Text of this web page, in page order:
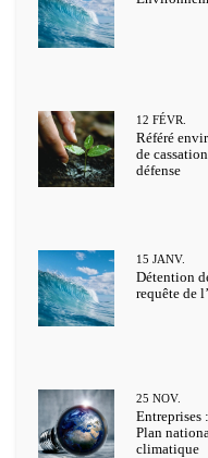
Référé
de
défense
12 FÉVR.
Détention
requête de
15 JANV.
Entreprises
Plan
climatique
25 NOV.